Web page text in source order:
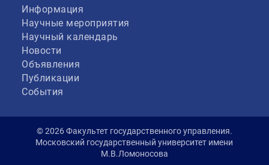
Информация
Научные мероприятия
Научный календарь
Новости
Объявления
Публикации
События
© 2026 Факультет государственного управления.
Московский государственный университет имени
М.В.Ломоносова